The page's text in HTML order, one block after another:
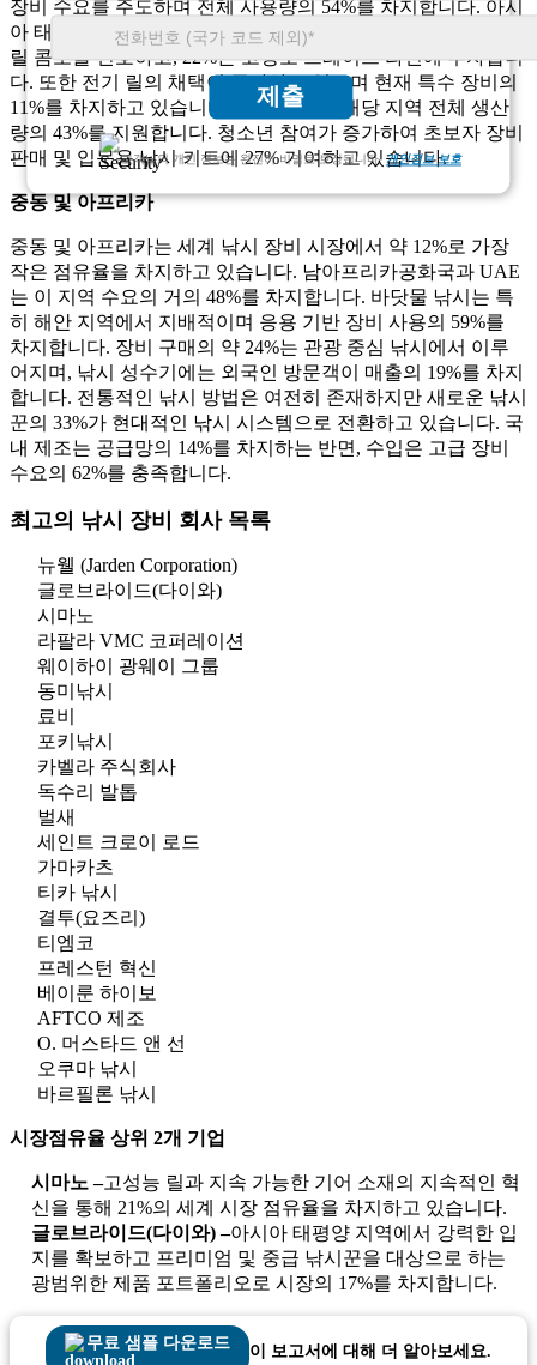
제출
고객님의 개인 정보는 완전히 비밀로 보장됩니다. 개인정보 보호
장비 수요를 주도하며 전체 사용량의 54%를 차지합니다. 아시
아 태평양 지역 낚시 장비 구매자의 약 36%는 맞춤형 낚싯대-
릴 콤보를 선호하고, 22%는 고강도 브레이드 라인에 투자합니
다. 또한 전기 릴의 채택이 증가하고 있으며 현재 특수 장비의
11%를 차지하고 있습니다. 현지 제조는 해당 지역 전체 생산
량의 43%를 지원합니다. 청소년 참여가 증가하여 초보자 장비
판매 및 입문용 낚시 키트에 27% 기여하고 있습니다.
중동 및 아프리카
중동 및 아프리카는 세계 낚시 장비 시장에서 약 12%로 가장
작은 점유율을 차지하고 있습니다. 남아프리카공화국과 UAE
는 이 지역 수요의 거의 48%를 차지합니다. 바닷물 낚시는 특
히 해안 지역에서 지배적이며 응용 기반 장비 사용의 59%를
차지합니다. 장비 구매의 약 24%는 관광 중심 낚시에서 이루
어지며, 낚시 성수기에는 외국인 방문객이 매출의 19%를 차지
합니다. 전통적인 낚시 방법은 여전히 ​​​​존재하지만 새로운 낚시
꾼의 33%가 현대적인 낚시 시스템으로 전환하고 있습니다. 국
내 제조는 공급망의 14%를 차지하는 반면, 수입은 고급 장비
수요의 62%를 충족합니다.
최고의 낚시 장비 회사 목록
뉴웰 (Jarden Corporation)
글로브라이드(다이와)
시마노
라팔라 VMC 코퍼레이션
웨이하이 광웨이 그룹
동미낚시
료비
포키낚시
카벨라 주식회사
독수리 발톱
벌새
세인트 크로이 로드
가마카츠
티카 낚시
결투(요즈리)
티엠코
프레스턴 혁신
베이룬 하이보
AFTCO 제조
O. 머스타드 앤 선
오쿠마 낚시
바르필론 낚시
시장점유율 상위 2개 기업
시마노 –고성능 릴과 지속 가능한 기어 소재의 지속적인 혁
신을 통해 21%의 세계 시장 점유율을 차지하고 있습니다.
글로브라이드(다이와) –아시아 태평양 지역에서 강력한 입
지를 확보하고 프리미엄 및 중급 낚시꾼을 대상으로 하는
광범위한 제품 포트폴리오로 시장의 17%를 차지합니다.
무료 샘플 다운로드 이 보고서에 대해 더 알아보세요.